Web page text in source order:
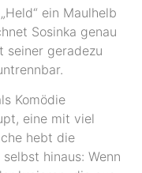
ein Maulhelb
Sosinka genau
seiner geradezu
Komödie
eine mit viel
hebt die
hinaus: Wenn